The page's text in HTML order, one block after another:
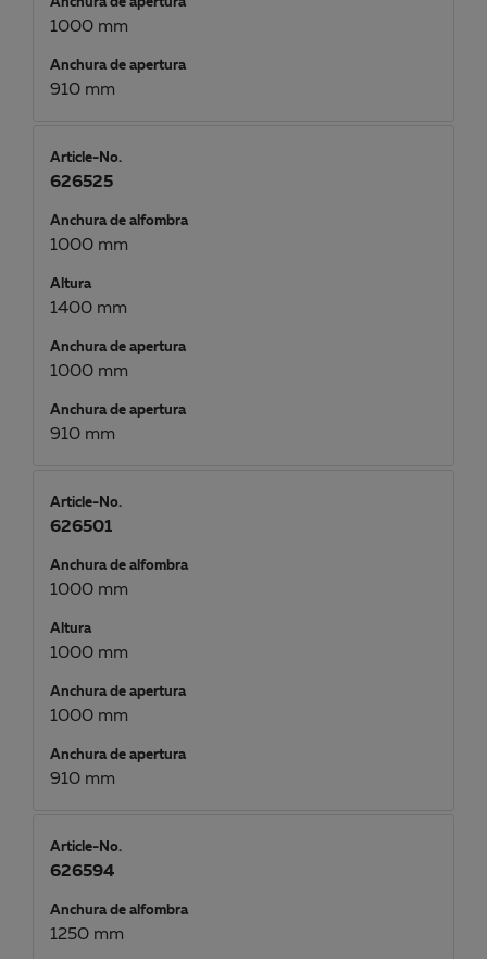
1000 mm
Anchura de apertura
910 mm
Article-No.
626525
Anchura de alfombra
1000 mm
Altura
1400 mm
Anchura de apertura
1000 mm
Anchura de apertura
910 mm
Article-No.
626501
Anchura de alfombra
1000 mm
Altura
1000 mm
Anchura de apertura
1000 mm
Anchura de apertura
910 mm
Article-No.
626594
Anchura de alfombra
1250 mm